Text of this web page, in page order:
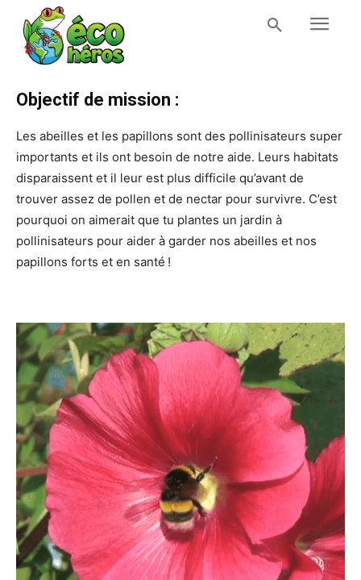
Objectif de mission :
Les abeilles et les papillons sont des pollinisateurs super
importants et ils ont besoin de notre aide. Leurs habitats
disparaissent et il leur est plus difficile qu’avant de
trouver assez de pollen et de nectar pour survivre. C’est
pourquoi on aimerait que tu plantes un jardin à
pollinisateurs pour aider à garder nos abeilles et nos
papillons forts et en santé !